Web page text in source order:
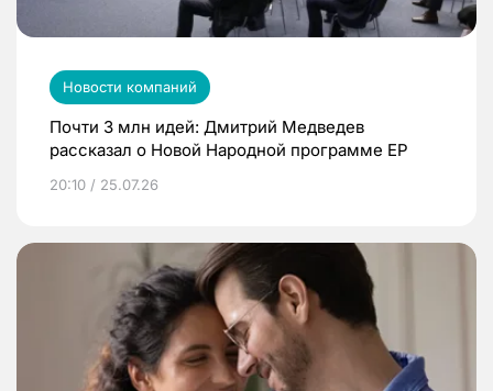
Новости компаний
Почти 3 млн идей: Дмитрий Медведев
рассказал о Новой Народной программе ЕР
20:10 / 25.07.26